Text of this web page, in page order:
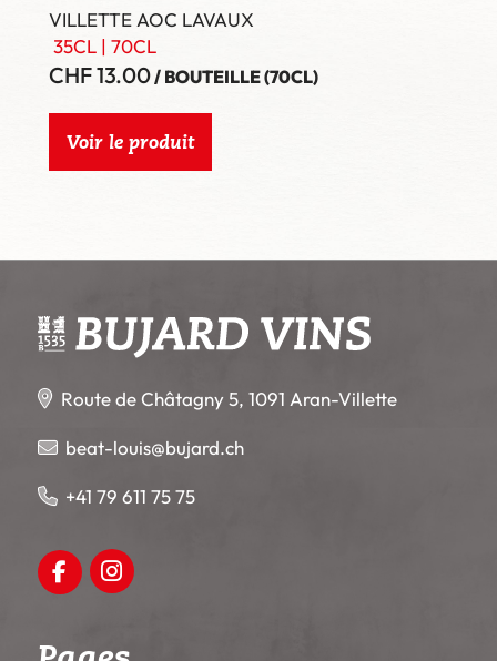
VILLETTE AOC LAVAUX
35CL | 70CL
CHF13.00/ BOUTEILLE (70CL)
Voir le produit
Route de Châtagny 5, 1091 Aran-Villette
beat-louis@bujard.ch
+41 79 611 75 75
Facebook